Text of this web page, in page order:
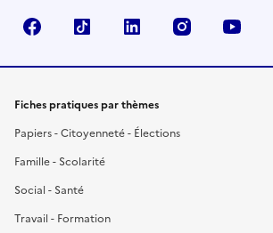
FacebookTikTok LinkedIn Instagram
Fiches pratiques par thèmes
Papiers - Citoyenneté - Élections
Famille - Scolarité
Social - Santé
Travail - Formation